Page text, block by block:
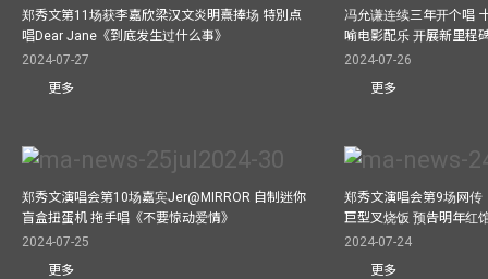
郑秀文第11场获李嘉欣梁汉文炎明熹捧场 特別点
唱Dear Jane《到底发生过什么事》
2024-07-27
更多
冯允谦连续三年开个唱
喻电影配乐 开展新里程
2024-07-26
更多
郑秀文演唱会第10场嘉宾Jer@MIRROR 自制迷你
盲盒扭蛋机 拖手唱《不要惊动爱情》
2024-07-25
更多
郑秀文演唱会第9场网传
巨型叉烧饭 预告明年红
2024-07-24
更多